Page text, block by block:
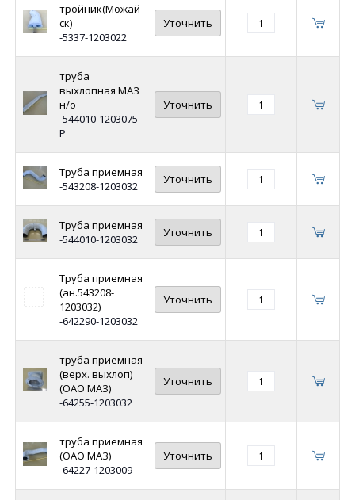
тройник(Можай
ск)
-5337-1203022
Уточнить
труба
выхлопная МАЗ
н/о
-544010-1203075-
Р
Уточнить
Труба приемная
-543208-1203032
Уточнить
Труба приемная
-544010-1203032
Уточнить
Труба приемная
(ан.543208-
1203032)
-642290-1203032
Уточнить
труба приемная
(верх. выхлоп)
(ОАО МАЗ)
-64255-1203032
Уточнить
труба приемная
(ОАО МАЗ)
-64227-1203009
Уточнить